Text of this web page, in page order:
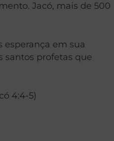
Jacó, mais de 500
esperança em sua
santos profetas que
4:4-5)